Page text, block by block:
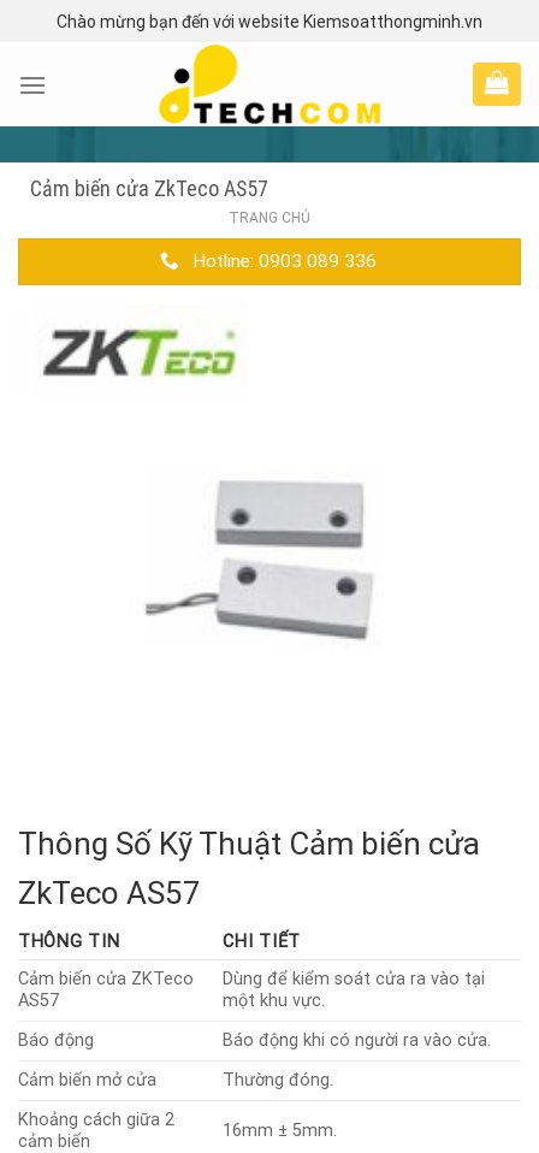
content
Chào mừng bạn đến với website Kiemsoatthongminh.vn
Cảm biến cửa ZkTeco AS57
TRANG CHỦ
Hotline: 0903 089 336
Thông Số Kỹ Thuật Cảm biến cửa
ZkTeco AS57
THÔNG TIN
CHI TIẾT
Cảm biến cửa ZKTeco
AS57
Dùng để kiểm soát cửa ra vào tại
một khu vực.
Báo động
Báo động khi có người ra vào cửa.
Cảm biến mở cửa
Thường đóng.
Khoảng cách giữa 2
cảm biến
16mm ± 5mm.